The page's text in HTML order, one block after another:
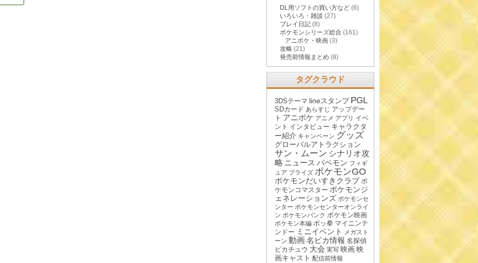
DL用ソフトの買い方など (6)
いろいろ・雑談 (27)
プレイ日記 (8)
ポケモンシリーズ総合 (161)
アニポケ・映画 (3)
攻略 (21)
発売前情報まとめ (8)
タグクラウド
3DSテーマ lineスタンプ PGL
SDカード あらすじ アップデー
ト アニポケ アニメ アプリ イベ
ント インタビュー キャラクタ
ー紹介 キャンペーン グッズ
グローバルアトラクション
サン・ムーン シナリオ攻
略 ニュース パペモン フィギ
ュア プライズ ポケモンGO
ポケモンだいすきクラブ ポ
ケモンコマスター ポケモンジ
ェネレーションズ ポケモンセ
ンター ポケモンセンターオンライ
ン ポケモンバンク ポケモン映画
ポケモン本編 ポッ拳 マイニンテ
ンドー ミニイベント メガスト
ーン 動画名ピカ情報 名探偵
ピカチュウ 大会 実写 映画映
画キャスト 配信前情報